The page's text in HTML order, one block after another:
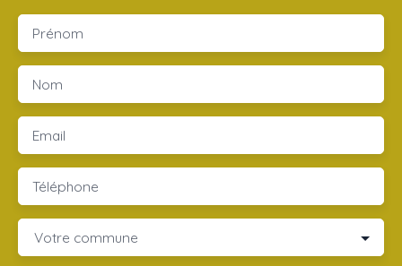
Prénom
Nom
Email
Téléphone
Votre commune